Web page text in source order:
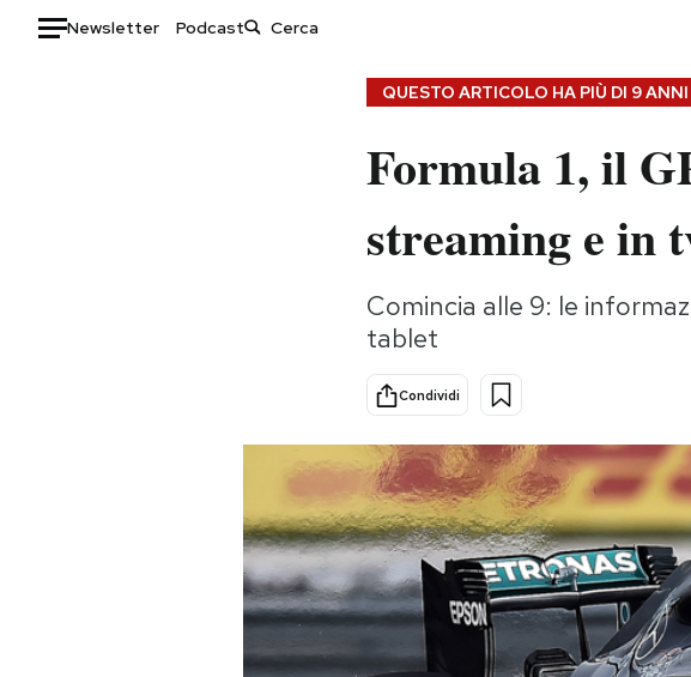
Newsletter Podcast
Storie/Idee
Ok Boomer!
Altrecose
Mondiali calcio 2026
QUESTO ARTICOLO HA PIÙ DI 9 ANNI
Formula 1, il
streaming e in
Comincia alle 9: le
tablet
Condividi